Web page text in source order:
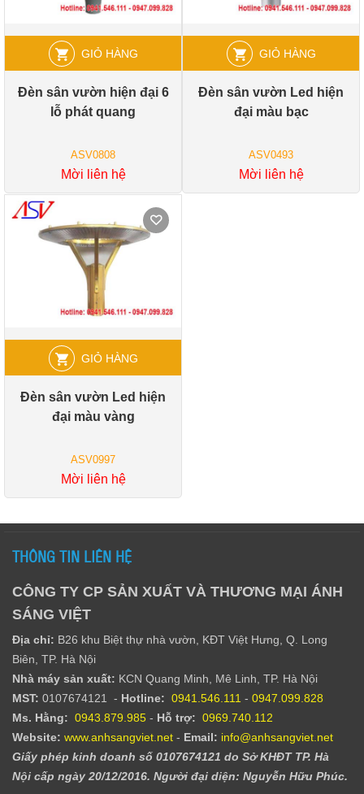
GIỎ HÀNG
Đèn sân vườn hiện đại 6
lỗ phát quang
ASV0808
Mời liên hệ
GIỎ HÀNG
Đèn sân vườn Led hiện
đại màu bạc
ASV0493
Mời liên hệ
GIỎ HÀNG
Đèn sân vườn Led hiện
đại màu vàng
ASV0997
Mời liên hệ
THÔNG TIN LIÊN HỆ
CÔNG TY CP SẢN XUẤT VÀ THƯƠNG MẠI ÁNH
SÁNG VIỆT
Địa chỉ: B26 khu Biệt thự nhà vườn, KĐT Việt Hưng, Q. Long
Biên, TP. Hà Nội
Nhà máy sản xuất: KCN Quang Minh, Mê Linh, TP. Hà Nội
MST: 0107674121 - Hotline: 0941.546.111 - 0947.099.828​
Ms. Hằng: 0943.879.985 - Hỗ trợ: 0969.740.112
Website: www.anhsangviet.net - Email: info@anhsangviet.net
Giấy phép kinh doanh số 0107674121 do Sở KHĐT TP. Hà
Nội cấp ngày 20/12/2016. Người đại diện: Nguyễn Hữu Phúc.